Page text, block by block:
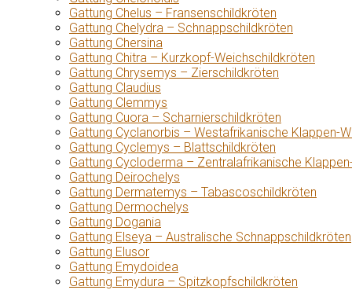
Gattung Chelus – Fransenschildkröten
Gattung Chelydra – Schnappschildkröten
Gattung Chersina
Gattung Chitra – Kurzkopf-Weichschildkröten
Gattung Chrysemys – Zierschildkröten
Gattung Claudius
Gattung Clemmys
Gattung Cuora – Scharnierschildkröten
Gattung Cyclanorbis – Westafrikanische Klappen-
Gattung Cyclemys – Blattschildkröten
Gattung Cycloderma – Zentralafrikanische
Gattung Deirochelys
Gattung Dermatemys – Tabascoschildkröten
Gattung Dermochelys
Gattung Dogania
Gattung Elseya – Australische Schnappschildkröten
Gattung Elusor
Gattung Emydoidea
Gattung Emydura – Spitzkopfschildkröten